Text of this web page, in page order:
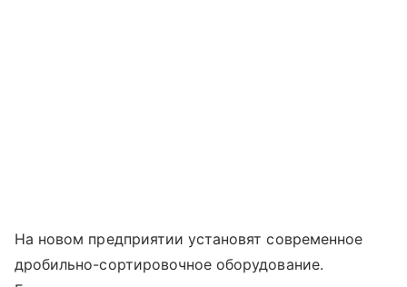
На новом предприятии установят современное
дробильно-сортировочное оборудование.